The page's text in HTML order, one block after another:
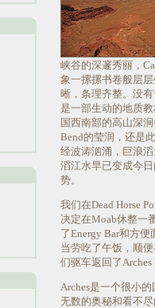
峡谷的深邃秀丽，
象一摞摞书卷般层
晰，条理齐整。没
是一部生动的地质
国西南部的高山深
Bend的莹润，还是
经波涛汹涌，巨浪
滔江水早已变成今
势。
我们在Dead Horse
决定在Moab休整一
了Energy Bar和方
当劳吃了午饭，顺
们驱车返回了Arches
Arches是一个很小的
无数的奥秘和看不